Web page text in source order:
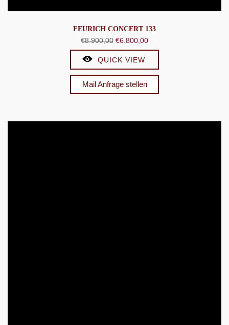
FEURICH CONCERT 133
€8.900,00 Ursprünglicher
Preis
war:
€8.900,00
€6.800,00Aktueller
Preis
€6.800,00.
QUICK VIEW
Mail Anfrage stellen